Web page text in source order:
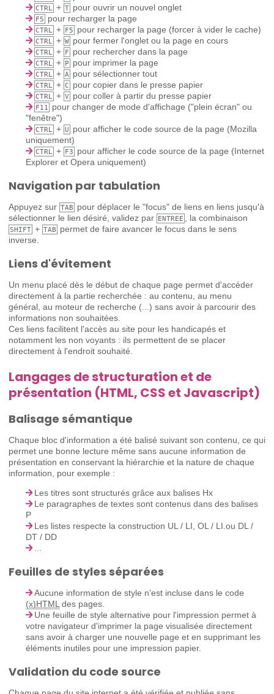
CTRL + T pour ouvrir un nouvel onglet
F5 pour recharger la page
CTRL + F5 pour recharger la page (forcer à vider le cache)
CTRL + W pour fermer l'onglet ou la page en cours
CTRL + F pour rechercher dans la page
CTRL + P pour imprimer la page
CTRL + A pour sélectionner tout
CTRL + C pour copier dans le presse papier
CTRL + V pour coller à partir du presse papier
F11 pour changer de mode d'affichage ("plein écran" ou
"fenêtre")
CTRL + U pour afficher le code source de la page (Mozilla
uniquement)
CTRL + F3 pour afficher le code source de la page (Internet
Explorer et Opera uniquement)
Navigation par tabulation
Appuyez sur TAB pour déplacer le "focus" de liens en liens jusqu'à
sélectionner le lien désiré, validez par ENTREE , la combinaison
SHIFT + TAB permet de faire avancer le focus dans le sens
inverse.
Liens d'évitement
Un menu placé dès le début de chaque page permet d'accéder
directement à la partie recherchée : au contenu, au menu
général, au moteur de recherche (...) sans avoir à parcourir des
informations non souhaitées.
Ces liens facilitent l'accès au site pour les handicapés et
notamment les non voyants : ils permettent de se placer
directement à l'endroit souhaité.
Langages de structuration et de
présentation (HTML, CSS et Javascript)
Balisage sémantique
Chaque bloc d'information a été balisé suivant son contenu, ce qui
permet une bonne lecture même sans aucune information de
présentation en conservant la hiérarchie et la nature de chaque
information, pour exemple :
Les titres sont structurés grâce aux balises Hx
Le paragraphes de textes sont contenus dans des balises
P
Les listes respecte la construction UL / LI, OL / LI.ou DL /
DT / DD
Feuilles de styles séparées
Aucune information de style n'est incluse dans le code
(x)HTML des pages.
Une feuille de style alternative pour l'impression permet à
votre navigateur d'imprimer la page visualisée directement
sans avoir à charger une nouvelle page et en supprimant les
éléments inutiles pour une impression papier.
Validation du code source